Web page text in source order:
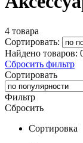
4 товара
Сортировать:
Найдено товаров:
Сбросить фильтр
Сортировать
Фильтр
Сбросить
Сортировка